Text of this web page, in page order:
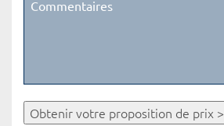
Obtenir votre proposition de prix >